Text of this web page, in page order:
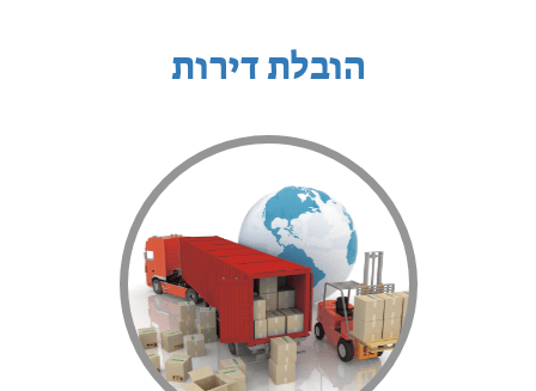
הובלת דירות